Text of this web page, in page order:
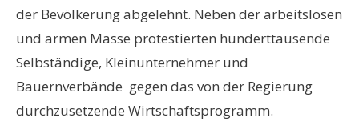
der Bevölkerung abgelehnt. Neben der arbeitslosen
und armen Masse protestierten hunderttausende
Selbständige, Kleinunternehmer und
Bauernverbände gegen das von der Regierung
durchzusetzende Wirtschaftsprogramm.